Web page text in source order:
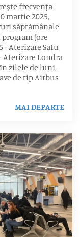
frecvența
martie 2025,
săptămânale
(ore
- Aterizare Satu
Aterizare Londra
zilele de luni,
de tip Airbus
MAI DEPARTE